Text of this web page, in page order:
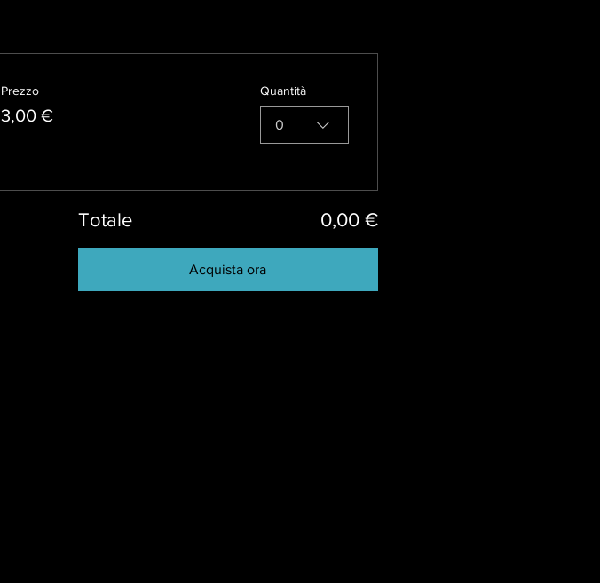
Prezzo
3,00 €
Quantità
0
Totale 0,00 €
Acquista ora